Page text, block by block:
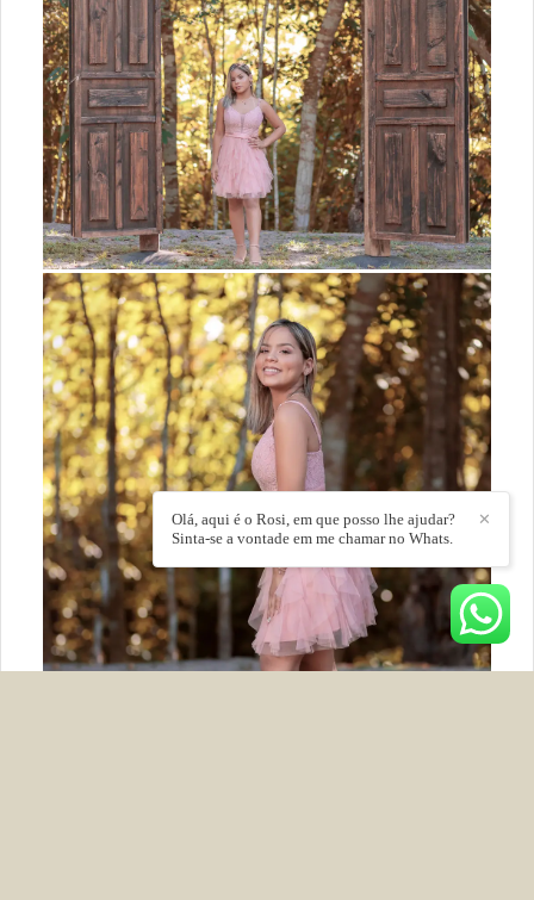
✕
Olá, aqui é o Rosi, em que posso lhe ajudar?
Sinta-se a vontade em me chamar no Whats.